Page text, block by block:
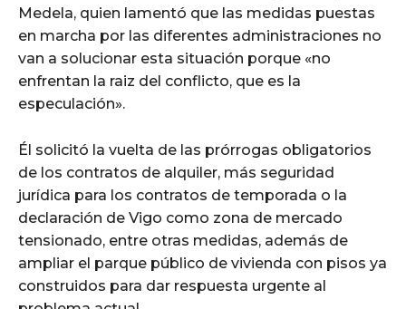
Medela, quien lamentó que las medidas puestas
en marcha por las diferentes administraciones no
van a solucionar esta situación porque «no
enfrentan la raiz del conflicto, que es la
especulación».
Él solicitó la vuelta de las prórrogas obligatorios
de los contratos de alquiler, más seguridad
jurídica para los contratos de temporada o la
declaración de Vigo como zona de mercado
tensionado, entre otras medidas, además de
ampliar el parque público de vivienda con pisos ya
construidos para dar respuesta urgente al